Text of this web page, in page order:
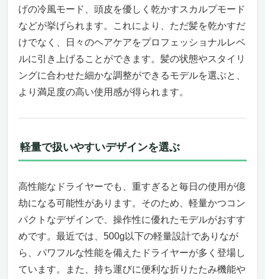
風をデザインする革新的な送風機構
温度をコントロールして髪を守る
コンパクトで軽量、使いやすさも抜群
プロ仕様の仕上がりを家庭で
その価値を実感する選択
Dyson Supersonic™ ヘアドライヤー：速乾力
とスタイリングを革新する技術
SALONIA サロニア エアトリートメント ドライ
しのあなたへ
圧倒的な速乾力で、髪を素早く美しく整える
ー
イオン技術で髪を守りながら輝かせる
自分の髪質や気分に合わせた5つのモード
高級感あるデザインと使いやすさ
げの冷風モード、頭皮を優しく乾かすスカルプモード
などが挙げられます。これにより、ただ髪を乾かすだ
けでなく、日々のヘアケアをプロフェッショナルレベ
ルに引き上げることができます。髪の状態やスタイリ
ングに合わせた細かな調整ができるモデルを選ぶと、
より満足度の高い使用感が得られます。
軽量で扱いやすいデザインを選ぶ
高性能なドライヤーでも、重すぎると毎日の使用が億
劫になる可能性があります。そのため、軽量かつコン
パクトなデザインで、操作性に優れたモデルがおすす
めです。最近では、500g以下の軽量設計でありなが
ら、パワフルな性能を備えたドライヤーが多く登場し
ています。また、持ち運びに便利な折りたたみ機能や